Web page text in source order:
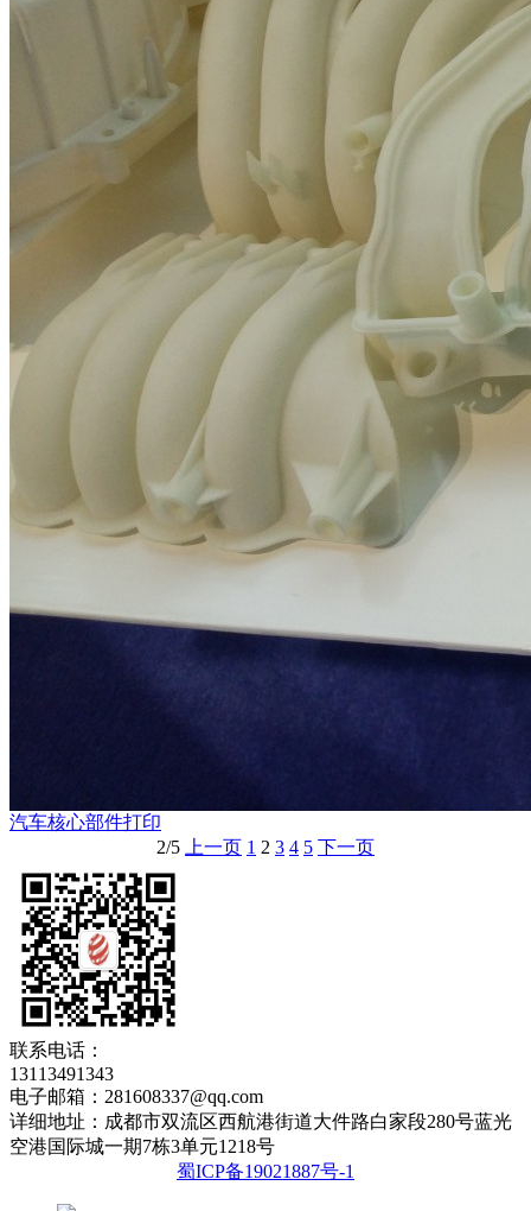
汽车核心部件打印
2/5
上一页 1 2 3 4 5 下一页
联系电话：
13113491343
电子邮箱：281608337@qq.com
详细地址：成都市双流区西航港街道大件路白家段280号蓝光
空港国际城一期7栋3单元1218号
蜀ICP备19021887号-1